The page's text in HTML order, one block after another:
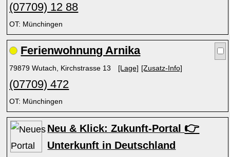
(07709) 12 88
OT: Münchingen
Ferienwohnung Arnika
79879 Wutach, Kirchstrasse 13 [Lage] [Zusatz-Info]
(07709) 472
OT: Münchingen
Neu & Klick: Zukunft-Portal 👉
Unterkunft in Deutschland